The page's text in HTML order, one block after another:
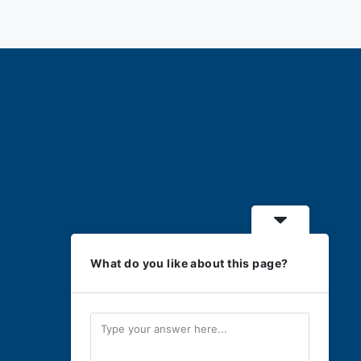
What do you like about this page?